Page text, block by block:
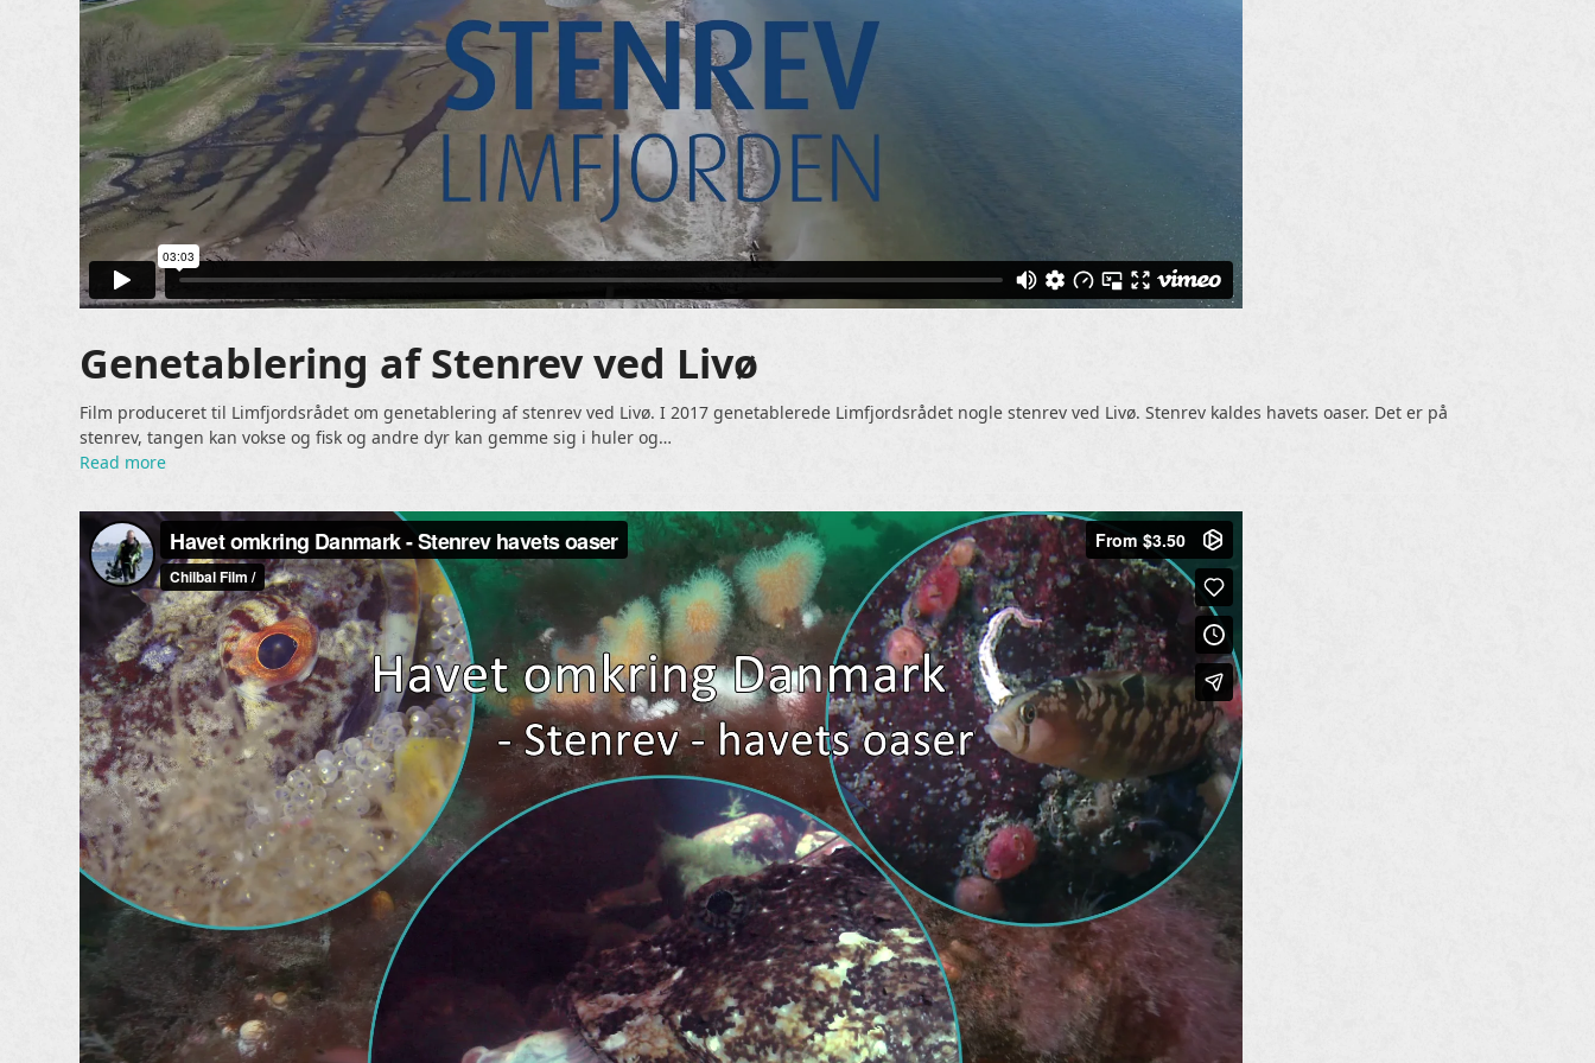
Genetablering af Stenrev ved Livø
Film produceret til Limfjordsrådet om genetablering af stenrev ved Livø. I 2017 genetablerede Limfjordsrådet nogle stenrev ved Livø. Stenrev kaldes havets oaser. Det er på
stenrev, tangen kan vokse og fisk og andre dyr kan gemme sig i huler og…
Read more